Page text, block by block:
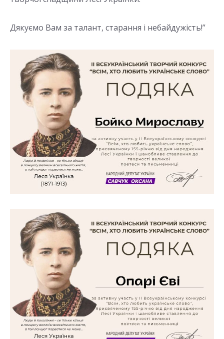
Дякуємо Вам за талант, старання і небайдужість!”